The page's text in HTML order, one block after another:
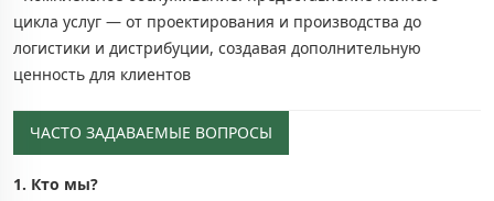
цикла услуг — от проектирования и производства до
логистики и дистрибуции, создавая дополнительную
ценность для клиентов
ЧАСТО ЗАДАВАЕМЫЕ ВОПРОСЫ
1. Кто мы?